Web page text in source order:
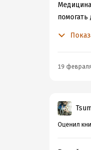
много
4/5,
19
Оценил